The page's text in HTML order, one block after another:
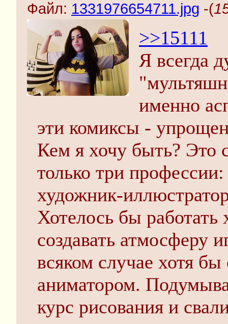
Файл: 1331976654711.jpg -(
>>15111
Я всегда
именно
эти комиксы -
Кем я хочу быть?
только три
художник-
Хотелось бы
создавать атмосферу
всяком случае хотя
аниматором.
курс рисования и